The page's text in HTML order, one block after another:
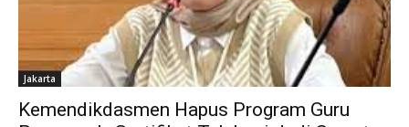
Jakarta
Kemendikdasmen Hapus Program Guru